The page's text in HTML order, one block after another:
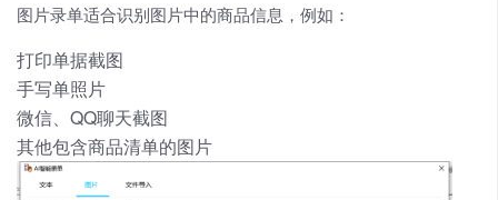
图片录单适合识别图片中的商品信息，例如：
打印单据截图
手写单照片
微信、QQ聊天截图
其他包含商品清单的图片